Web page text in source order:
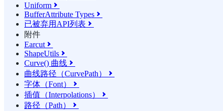
Uniform 
BufferAttribute Types 
已被弃用API列表 
附件
Earcut 
ShapeUtils 
Curve() 曲线 
曲线路径（CurvePath） 
字体（Font） 
插值（Interpolations） 
路径（Path） 